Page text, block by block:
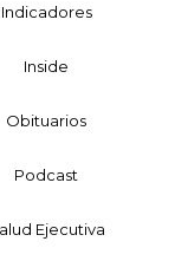
Indicadores
Inside
Obituarios
Podcast
Ejecutiva